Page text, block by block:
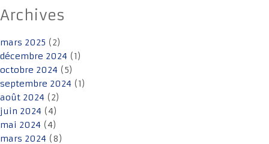
Archives
mars 2025 (2)
décembre 2024 (1)
octobre 2024 (5)
septembre 2024 (1)
août 2024 (2)
juin 2024 (4)
mai 2024 (4)
mars 2024 (8)